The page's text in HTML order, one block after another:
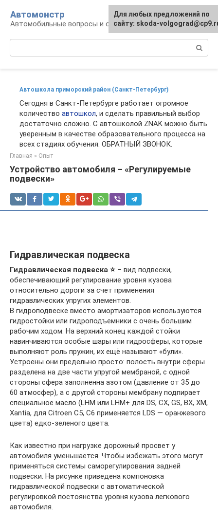
контенту
Автомонстр
Автомобильные вопросы и ответы
Автошкола приморский район (Санкт-Петербург)
Сегодня в Санкт-Петербурге работает огромное
количество автошкол, и сделать правильный выбор
достаточно сложно. С автошколой ZNAK можно быть
уверенным в качестве образовательного процесса на
всех стадиях обучения. ОБРАТНЫЙ ЗВОНОК.
Главная » Опыт
Устройство автомобиля – «Регулируемые
подвески»
Гидравлическая подвеска
Гидравлическая подвеска ⭐ – вид подвески,
обеспечивающий регулирование уровня кузова
относительно дороги за счет применения
гидравлических упругих элементов.
В гидроподвеске вместо амортизаторов используются
гидростойки или гидроподъемники с очень большим
рабочим ходом. На верхний конец каждой стойки
навинчиваются особые шары или гидросферы, которые
выполняют роль пружин, их ещё называют «були».
Устроены они предельно просто: полость внутри сферы
разделена на две части упругой мембраной, с одной
стороны сфера заполненна азотом (давление от 35 до
60 атмосфер), а с другой стороны мембрану подпирает
специальное масло (LHM или LHM+ для DS, CX, GS, BX, XM,
Xantia, для Citroen C5, C6 применяется LDS — оранжевого
цвета) едко-зеленого цвета.
Как известно при нагрузке дорожный просвет у
автомобиля уменьшается. Чтобы избежать этого могут
применяться системы саморегулирования задней
подвески. На рисунке приведена компоновка
гидравлической подвески с автоматической
регулировкой постоянства уровня кузова легкового
автомобиля.
Для любых предложений по
сайту: skoda-